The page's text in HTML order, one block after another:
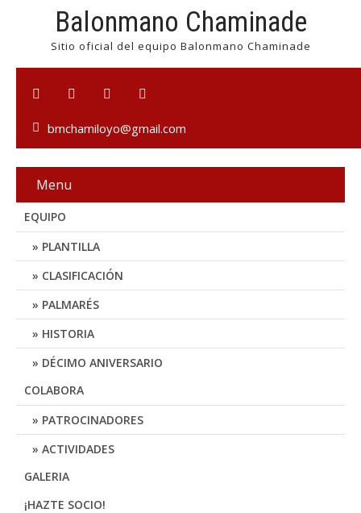
Balonmano Chaminade
Sitio oficial del equipo Balonmano Chaminade
bmchamiloyo@gmail.com
Menu
EQUIPO
PLANTILLA
CLASIFICACIÓN
PALMARÉS
HISTORIA
DÉCIMO ANIVERSARIO
COLABORA
PATROCINADORES
ACTIVIDADES
GALERIA
¡HAZTE SOCIO!